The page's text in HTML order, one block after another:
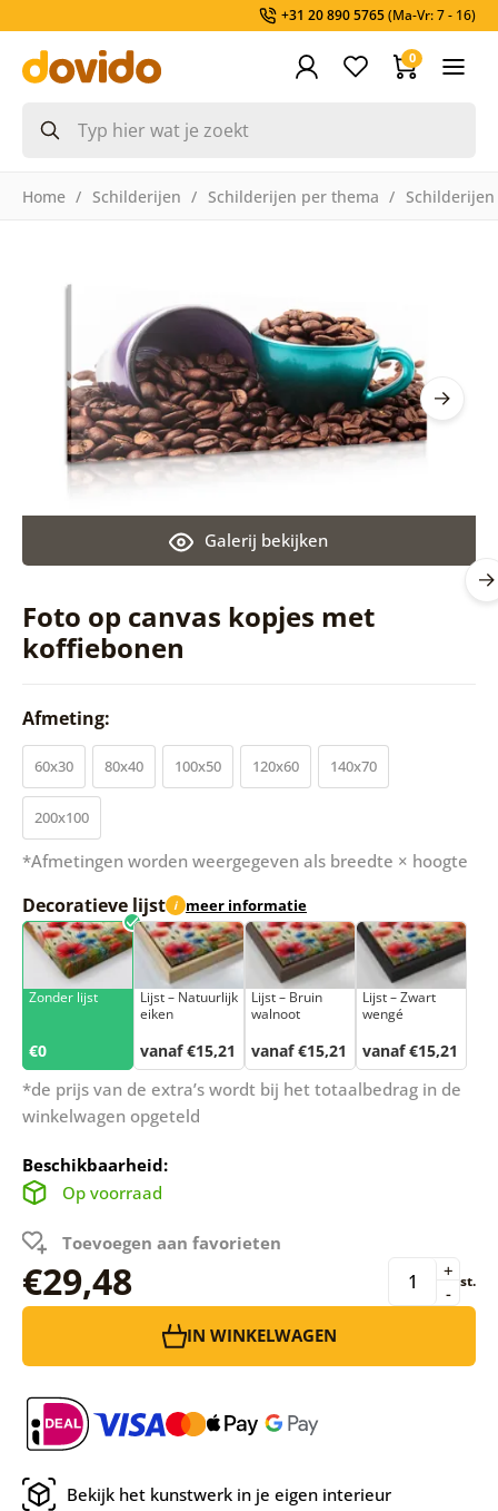
+31 20 890 5765(Ma-Vr: 7 - 16)
0
Home Schilderijen Schilderijen per thema
Foto op canvas kopjes met
koffiebonen
Galerij bekijken
Afmeting:
60x30 80x40 100x50 120x60 140x70
200x100
*Afmetingen worden weergegeven als breedte × hoogte
Decoratieve lijst i meer informatie
Zonder lijst
€0
Lijst – Natuurlijk
eiken
vanaf €15,21
Lijst – Bruin
walnoot
vanaf €15,21
Lijst – Zwart
wengé
vanaf €15,21
*de prijs van de extra’s wordt bij het totaalbedrag in de
winkelwagen opgeteld
Beschikbaarheid:
Op voorraad
Toevoegen aan favorieten
€29,48 -
+ st.
IN WINKELWAGEN
Bekijk het kunstwerk in je eigen interieur